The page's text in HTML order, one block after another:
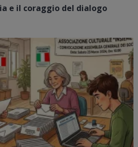
e il coraggio del dialogo